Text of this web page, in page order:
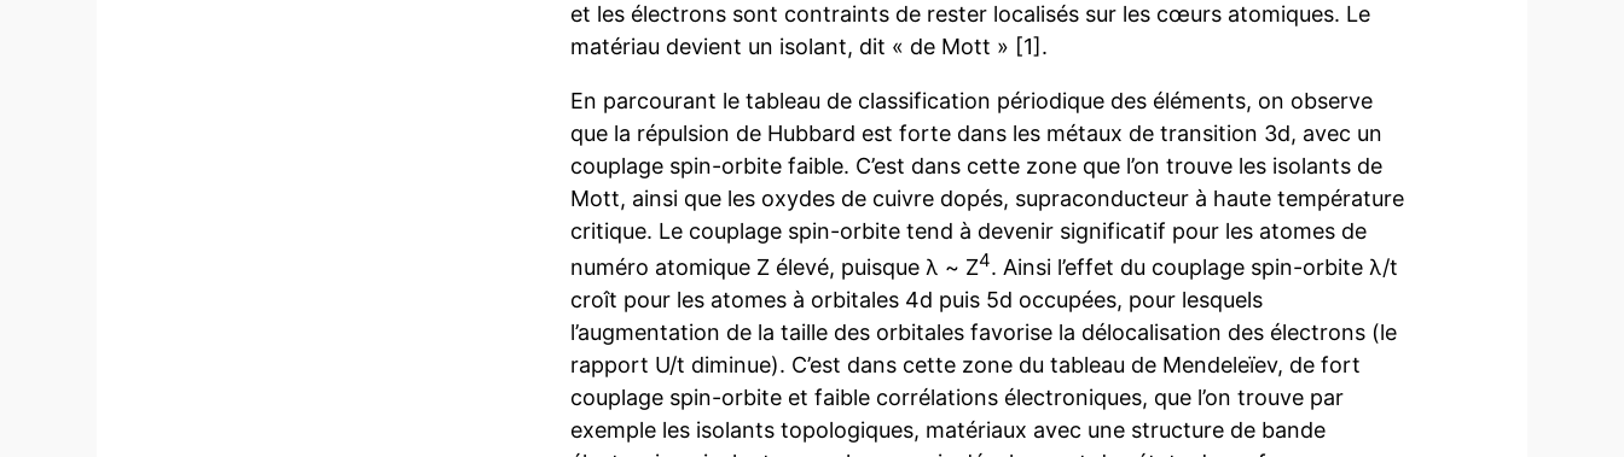
et les électrons sont contraints de rester localisés sur les cœurs atomiques. Le
matériau devient un isolant, dit « de Mott » [1].
En parcourant le tableau de classification périodique des éléments, on observe
que la répulsion de Hubbard est forte dans les métaux de transition 3d, avec un
couplage spin-orbite faible. C’est dans cette zone que l’on trouve les isolants de
Mott, ainsi que les oxydes de cuivre dopés, supraconducteur à haute température
critique. Le couplage spin-orbite tend à devenir significatif pour les atomes de
numéro atomique Z élevé, puisque λ ~ Z4. Ainsi l’effet du couplage spin-orbite λ/t
croît pour les atomes à orbitales 4d puis 5d occupées, pour lesquels
l’augmentation de la taille des orbitales favorise la délocalisation des électrons (le
rapport U/t diminue). C’est dans cette zone du tableau de Mendeleïev, de fort
couplage spin-orbite et faible corrélations électroniques, que l’on trouve par
exemple les isolants topologiques, matériaux avec une structure de bande